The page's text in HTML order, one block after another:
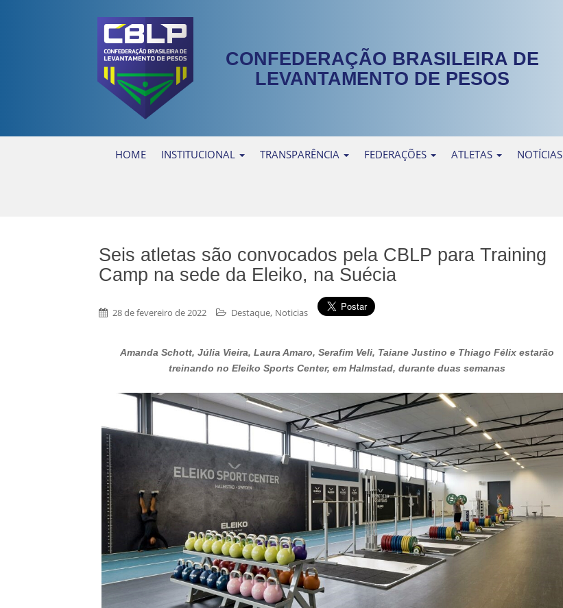
CONFEDERAÇÃO BRASILEIRA DE
LEVANTAMENTO DE PESOS
HOME INSTITUCIONAL TRANSPARÊNCIA FEDERAÇÕES ATLETAS NOTÍCIAS
Seis atletas são convocados pela CBLP para Training
Camp na sede da Eleiko, na Suécia
28 de fevereiro de 2022 Destaque, Noticias
Amanda Schott, Júlia Vieira, Laura Amaro, Serafim Veli, Taiane Justino e Thiago Félix estarão
treinando no Eleiko Sports Center, em Halmstad, durante duas semanas